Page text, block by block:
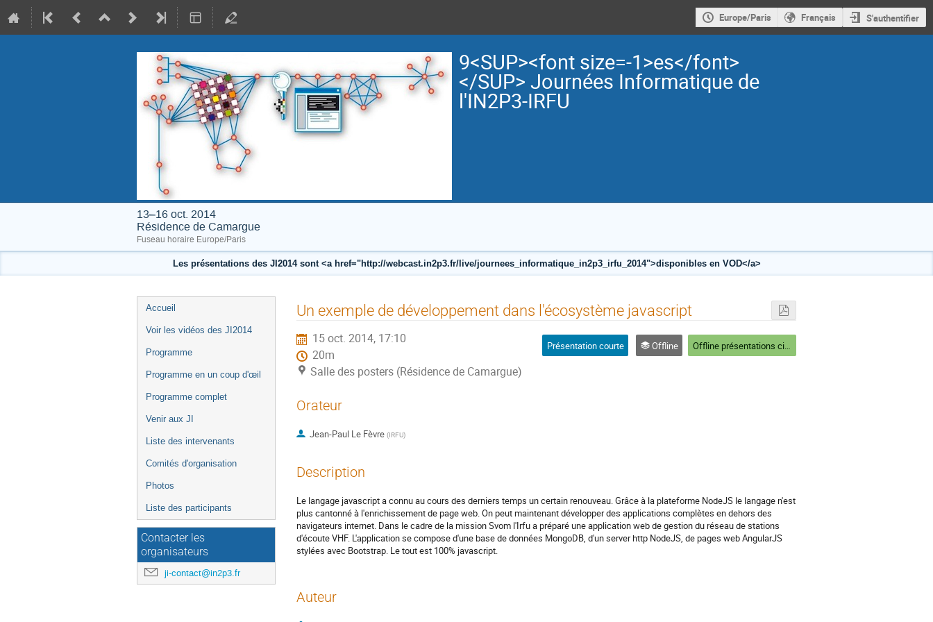
Europe/Paris Français S'authentifier
9<SUP><font size=-1>es</font>
</SUP> Journées Informatique de
l'IN2P3-IRFU
13–16 oct. 2014
Résidence de Camargue
Fuseau horaire Europe/Paris
Les présentations des JI2014 sont <a href="http://webcast.in2p3.fr/live/journees_informatique_in2p3_irfu_2014">disponibles en VOD</a>
Menu
de
Accueil
Voir les vidéos des JI2014
Programme
Programme en un coup d'œil
Programme complet
Venir aux JI
Liste des intervenants
Comités d'organisation
Photos
Liste des participants
Contacter les
organisateurs
ji-contact@in2p3.fr
Un exemple de développement dans l'écosystème javascript
15 oct. 2014, 17:10
20m
Salle des posters (Résidence de Camargue)
Présentation courte Offline Offline présentations ciblées Web
Orateur
Jean-Paul Le Fèvre (IRFU)
Description
Le langage javascript a connu au cours des derniers temps un certain renouveau. Grâce à la plateforme NodeJS le langage n'est
plus cantonné à l'enrichissement de page web. On peut maintenant développer des applications complètes en dehors des
navigateurs internet. Dans le cadre de la mission Svom l'Irfu a préparé une application web de gestion du réseau de stations
d'écoute VHF. L'application se compose d'une base de données MongoDB, d'un server http NodeJS, de pages web AngularJS
stylées avec Bootstrap. Le tout est 100% javascript.
Auteur